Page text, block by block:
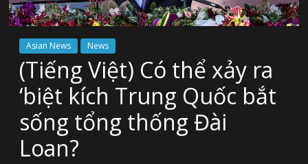
Asian News News
(Tiếng Việt) Có thể xảy ra
‘biệt kích Trung Quốc bắt
sống tổng thống Đài
Loan?